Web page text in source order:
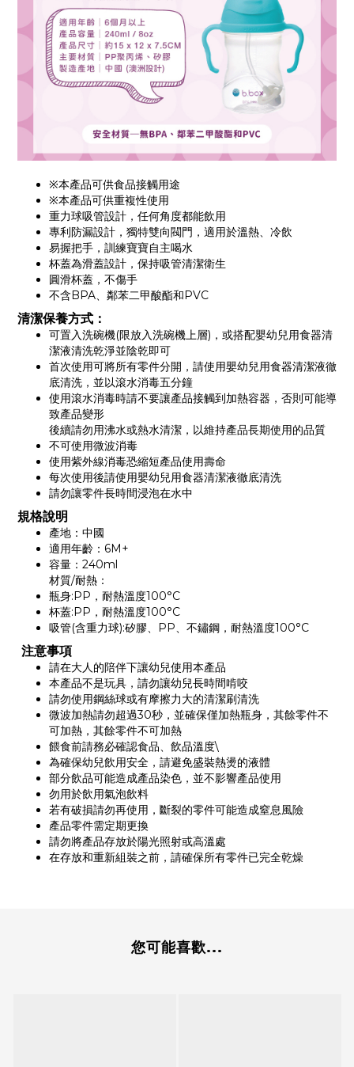
※本產品可供食品接觸用途
※本產品可供重複性使用
重力球吸管設計，任何角度都能飲用
專利防漏設計，獨特雙向閥門，適用於溫熱、冷飲
易握把手，訓練寶寶自主喝水
杯蓋為滑蓋設計，保持吸管清潔衛生
圓滑杯蓋，不傷手
不含BPA、鄰苯二甲酸酯和PVC
清潔保養方式：
可置入洗碗機(限放入洗碗機上層)，或搭配嬰幼兒用食器清
潔液清洗乾淨並陰乾即可
首次使用可將所有零件分開，請使用嬰幼兒用食器清潔液徹
底清洗，並以滾水消毒五分鐘
使用滾水消毒時請不要讓產品接觸到加熱容器，否則可能導
致產品變形
後續請勿用沸水或熱水清潔，以維持產品長期使用的品質
不可使用微波消毒
使用紫外線消毒恐縮短產品使用壽命
每次使用後請使用嬰幼兒用食器清潔液徹底清洗
請勿讓零件長時間浸泡在水中
規格說明
產地：中國
適用年齡：6M+
容量：240ml
材質/耐熱：
瓶身:PP，耐熱溫度100°C
杯蓋:PP，耐熱溫度100°C
吸管(含重力球):矽膠、PP、不鏽鋼，耐熱溫度100°C
注意事項
請在大人的陪伴下讓幼兒使用本產品
本產品不是玩具，請勿讓幼兒長時間啃咬
請勿使用鋼絲球或有摩擦力大的清潔刷清洗
微波加熱請勿超過30秒，並確保僅加熱瓶身，其餘零件不
可加熱，其餘零件不可加熱
餵食前請務必確認食品、飲品溫度\
為確保幼兒飲用安全，請避免盛裝熱燙的液體
部分飲品可能造成產品染色，並不影響產品使用
勿用於飲用氣泡飲料
若有破損請勿再使用，斷裂的零件可能造成窒息風險
產品零件需定期更換
請勿將產品存放於陽光照射或高溫處
在存放和重新組裝之前，請確保所有零件已完全乾燥
您可能喜歡...